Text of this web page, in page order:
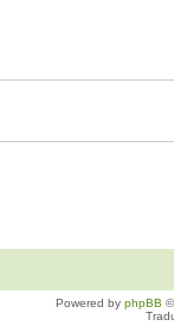
Powered by phpBB